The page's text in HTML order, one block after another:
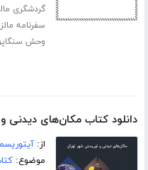
گردشگری
سفرنامه
وحش
دانلود کتاب مکان‌های دیدنی
از:
موضوع: